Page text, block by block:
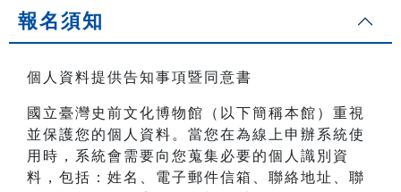
報名須知
個人資料提供告知事項暨同意書
國立臺灣史前文化博物館（以下簡稱本館）重視
並保護您的個人資料。當您在為線上申辦系統使
用時，系統會需要向您蒐集必要的個人識別資
料，包括：姓名、電子郵件信箱、聯絡地址、聯